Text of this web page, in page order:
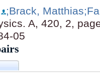
;Brack, Matthias
A, 420, 2,
05